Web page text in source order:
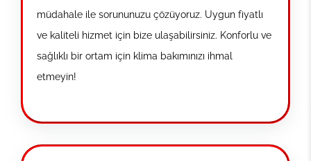
müdahale ile sorununuzu çözüyoruz. Uygun fiyatlı
ve kaliteli hizmet için bize ulaşabilirsiniz. Konforlu ve
sağlıklı bir ortam için klima bakımınızı ihmal
etmeyin!